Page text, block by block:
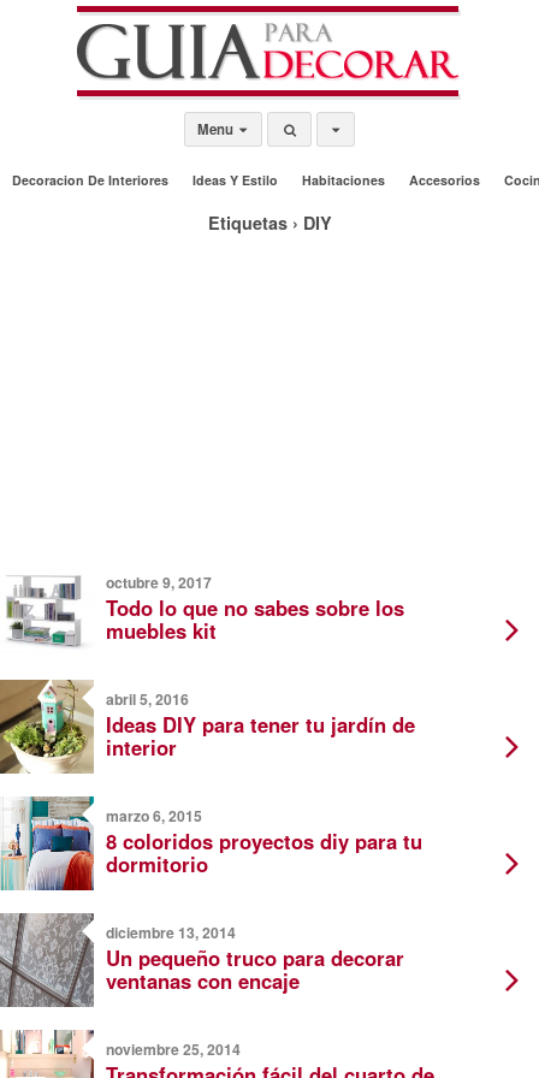
Menu
Decoracion De Interiores Ideas Y Estilo Habitaciones Accesorios
Etiquetas › DIY
octubre 9, 2017
Todo lo que no sabes sobre los
muebles kit
abril 5, 2016
Ideas DIY para tener tu jardín de
interior
marzo 6, 2015
8 coloridos proyectos diy para tu
dormitorio
diciembre 13, 2014
Un pequeño truco para decorar
ventanas con encaje
noviembre 25, 2014